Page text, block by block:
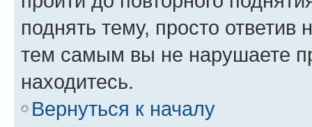
поднять тему, просто ответив
тем самым вы не нарушаете
находитесь.
Вернуться к началу